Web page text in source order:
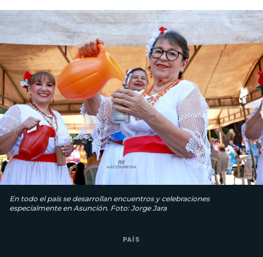
En todo el país se desarrollan encuentros y celebraciones
especialmente en Asunción. Foto: Jorge Jara
PAÍS